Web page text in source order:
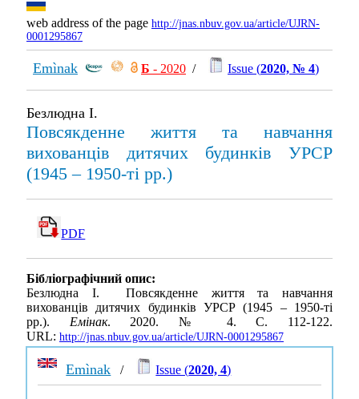
web address of the page http://jnas.nbuv.gov.ua/article/UJRN-
0001295867
Emìnak Б - 2020 / Issue (2020, № 4)
Безлюдна І.
Повсякденне життя та навчання
вихованців дитячих будинків УРСР
(1945 – 1950-ті рр.)
PDF
Бібліографічний опис:
Безлюдна І. Повсякденне життя та навчання
вихованців дитячих будинків УРСР (1945 – 1950-ті
рр.). Емінак. 2020. № 4. С. 112-122.
URL: http://jnas.nbuv.gov.ua/article/UJRN-0001295867
Emìnak / Issue (2020, 4)